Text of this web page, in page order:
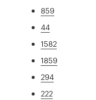
859
44
1582
1859
294
222